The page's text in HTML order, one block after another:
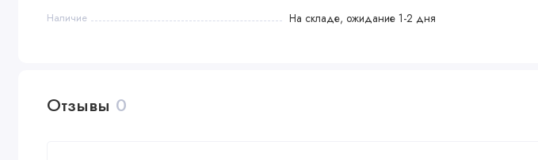
Наличие На складе, ожидание 1-2 дня
Отзывы 0